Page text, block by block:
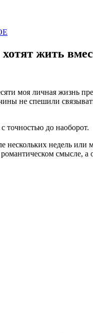
жить
моя личная жизнь
не спешили
точностью до наоборот.
нескольких недель
смысле,